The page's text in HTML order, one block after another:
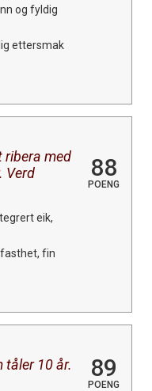
og fyldig
ettersmak
ribera med
Verd
88
POENG
eik,
fin
tåler 10 år.
89
POENG